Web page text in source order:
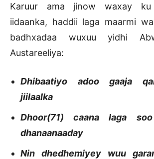
Karuur ama jinow waxay
iidaanka, haddii laga maarmi
badhxadaa wuxuu yidhi
Austareeliya:
Dhibaatiyo adoo gaaja
jiilaalka
Dhoor(71) caana laga
dhanaanaaday
Nin dhedhemiyey wuu